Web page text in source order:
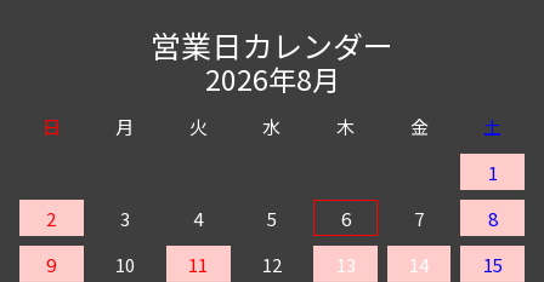
営業日カレンダー
2026年8月
日 月 火 水 木 金
土
1
2
3 4 5 6 7
8
9
10 11 12 13 14
15